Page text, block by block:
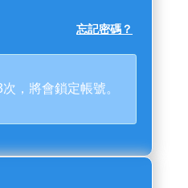
忘記密碼？
，將會鎖定帳號。